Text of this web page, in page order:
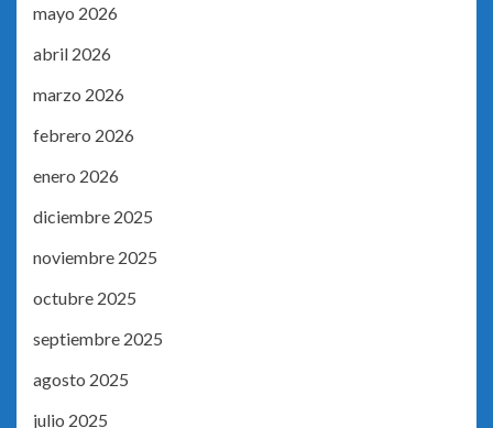
mayo 2026
abril 2026
marzo 2026
febrero 2026
enero 2026
diciembre 2025
noviembre 2025
octubre 2025
septiembre 2025
agosto 2025
julio 2025